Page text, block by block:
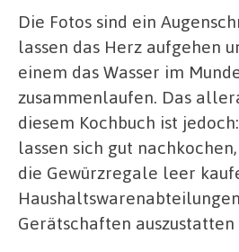
Die Fotos sind ein
lassen das Herz aufgehen
einem das Wasser im
zusammenlaufen. Das
diesem Kochbuch ist
lassen sich gut
die Gewürzregale leer
Gerätschaften auszustatten